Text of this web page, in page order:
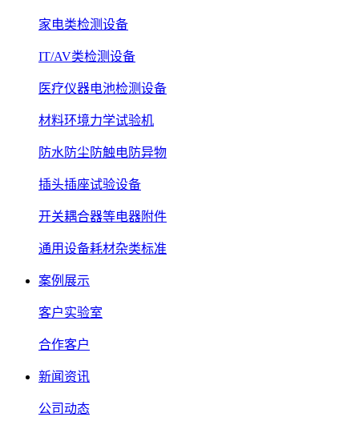
家电类检测设备
IT/AV类检测设备
医疗仪器电池检测设备
材料环境力学试验机
防水防尘防触电防异物
插头插座试验设备
开关耦合器等电器附件
通用设备耗材杂类标准
案例展示
客户实验室
合作客户
新闻资讯
公司动态